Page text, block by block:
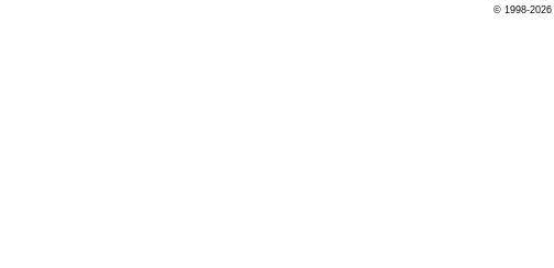
© 1998-